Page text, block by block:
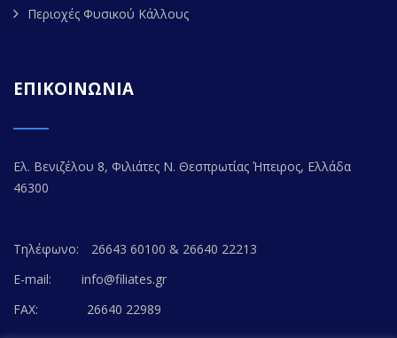
Περιοχές Φυσικού Κάλλους
ΕΠΙΚΟΙΝΩΝΙΑ
Ελ. Βενιζέλου 8, Φιλιάτες Ν. Θεσπρωτίας Ήπειρος, Ελλάδα
46300
Τηλέφωνο:
26643 60100 & 26640 22213
E-mail:
info@filiates.gr
FAX:
26640 22989